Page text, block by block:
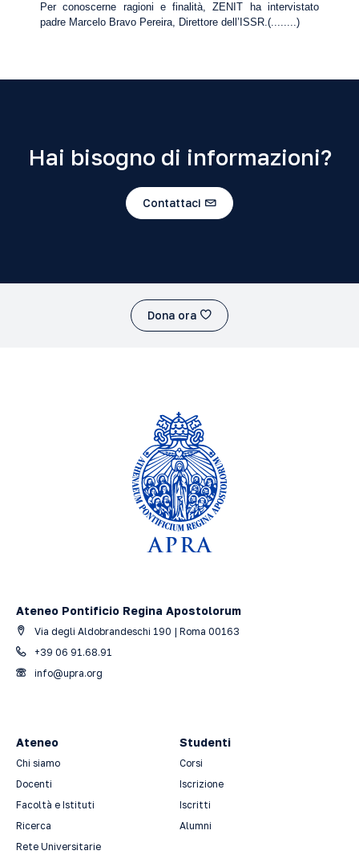
Per conoscerne ragioni e finalità, ZENIT ha intervistato
padre Marcelo Bravo Pereira, Direttore dell’ISSR.(........)
Hai bisogno di informazioni?
Contattaci
Dona ora
Ateneo Pontificio Regina Apostolorum
Via degli Aldobrandeschi 190 | Roma 00163
+39 06 91.68.91
info@upra.org
Ateneo
Chi siamo
Docenti
Facoltà e Istituti
Ricerca
Rete Universitarie
Studenti
Corsi
Iscrizione
Iscritti
Alumni